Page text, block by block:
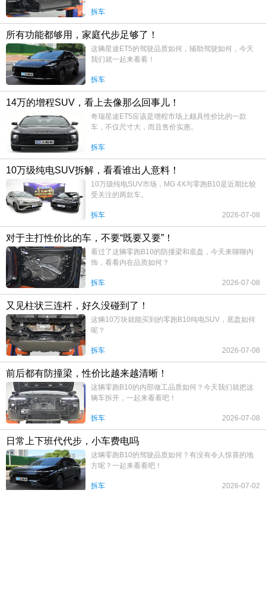
拆车
所有功能都够用，家庭代步足够了！
这辆星途ET5的驾驶品质如何，辅助驾驶如何，今天
我们就一起来看看！
拆车
14万的增程SUV，看上去像那么回事儿！
奇瑞星途ET5应该是增程市场上颇具性价比的一款
车，不仅尺寸大，而且售价实惠。
拆车
10万级纯电SUV拆解，看看谁出人意料！
10万级纯电SUV市场，MG 4X与零跑B10是近期比较
受关注的两款车。
拆车 2026-07-08
对于主打性价比的车，不要“既要又要”！
看过了这辆零跑B10的防撞梁和底盘，今天来聊聊内
饰，看看内在品质如何？
拆车 2026-07-08
又见柱状三连杆，好久没碰到了！
这辆10万块就能买到的零跑B10纯电SUV，底盘如何
呢？
拆车 2026-07-08
前后都有防撞梁，性价比越来越清晰！
这辆零跑B10的内部做工品质如何？今天我们就把这
辆车拆开，一起来看看吧！
拆车 2026-07-08
日常上下班代代步，小车费电吗
这辆零跑B10的驾驶品质如何？有没有令人惊喜的地
方呢？一起来看看吧！
拆车 2026-07-02